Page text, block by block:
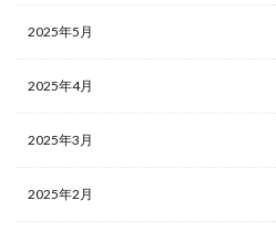
2025年5月
2025年4月
2025年3月
2025年2月